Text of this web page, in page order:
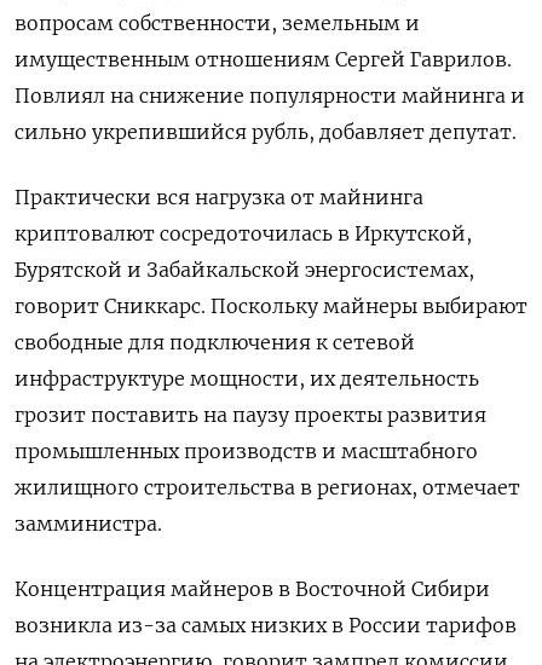
вопросам собственности, земельным и
имущественным отношениям Сергей Гаврилов.
Повлиял на снижение популярности майнинга и
сильно укрепившийся рубль, добавляет депутат.
Практически вся нагрузка от майнинга
криптовалют сосредоточилась в Иркутской,
Бурятской и Забайкальской энергосистемах,
говорит Сниккарс. Поскольку майнеры выбирают
свободные для подключения к сетевой
инфраструктуре мощности, их деятельность
грозит поставить на паузу проекты развития
промышленных производств и масштабного
жилищного строительства в регионах, отмечает
замминистра.
Концентрация майнеров в Восточной Сибири
возникла из-за самых низких в России тарифов